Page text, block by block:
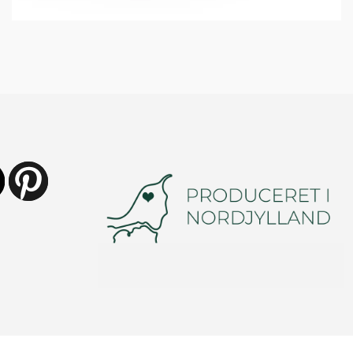
https://dk.pinterest.com/vindunor/